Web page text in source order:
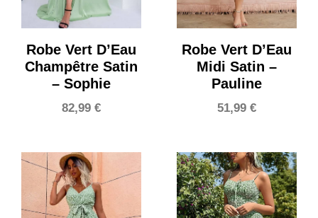
Robe Vert D’Eau
Champêtre Satin
– Sophie
82,99 €
Robe Vert D’Eau
Midi Satin –
Pauline
51,99 €